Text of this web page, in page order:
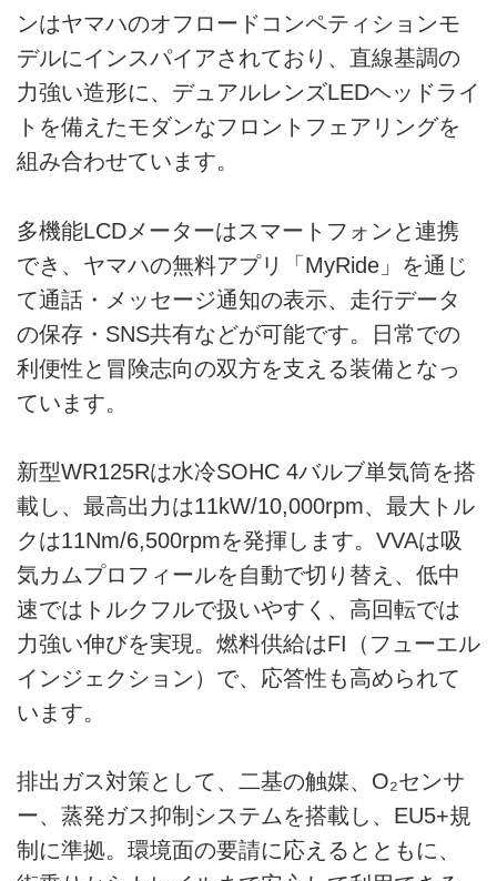
ンはヤマハのオフロードコンペティションモ
デルにインスパイアされており、直線基調の
力強い造形に、デュアルレンズLEDヘッドライ
トを備えたモダンなフロントフェアリングを
組み合わせています。
多機能LCDメーターはスマートフォンと連携
でき、ヤマハの無料アプリ「MyRide」を通じ
て通話・メッセージ通知の表示、走行データ
の保存・SNS共有などが可能です。日常での
利便性と冒険志向の双方を支える装備となっ
ています。
新型WR125Rは水冷SOHC 4バルブ単気筒を搭
載し、最高出力は11kW/10,000rpm、最大トル
クは11Nm/6,500rpmを発揮します。VVAは吸
気カムプロフィールを自動で切り替え、低中
速ではトルクフルで扱いやすく、高回転では
力強い伸びを実現。燃料供給はFI（フューエル
インジェクション）で、応答性も高められて
います。
排出ガス対策として、二基の触媒、O₂センサ
ー、蒸発ガス抑制システムを搭載し、EU5+規
制に準拠。環境面の要請に応えるとともに、